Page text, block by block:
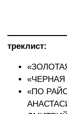
треклист:
«ПО